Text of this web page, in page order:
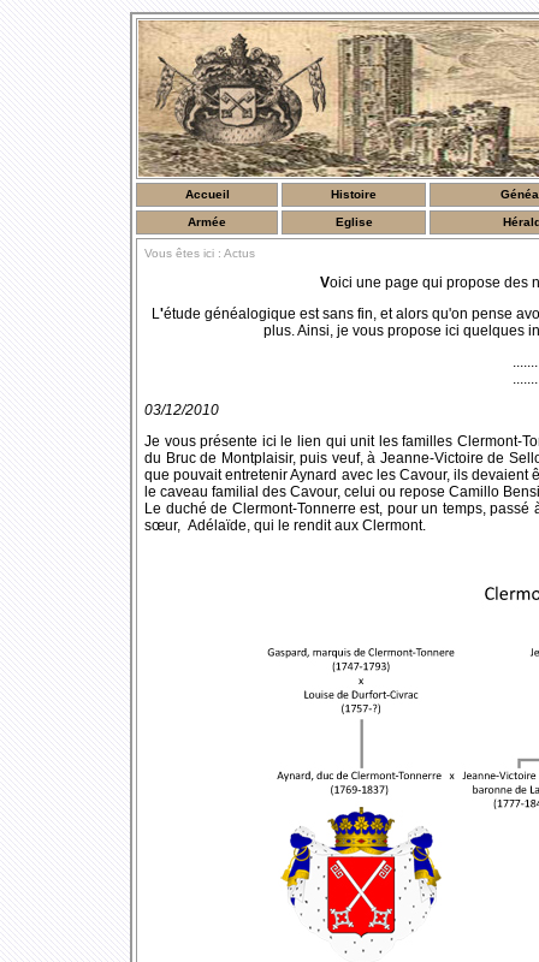
Accueil Histoire
Armée Eglise
Vous êtes ici : Actus
Voici une page qui propose des
L'étude généalogique est sans fin, et alors qu'on pense
plus. Ainsi, je vous propose ici quelques
03/12/2010
Je vous présente ici le lien qui unit les familles Clermont-
du Bruc de Montplaisir, puis veuf, à Jeanne-Victoire de
que pouvait entretenir Aynard avec les Cavour, ils
le caveau familial des Cavour, celui ou repose Camillo
Le duché de Clermont-Tonnerre est, pour un temps,
sœur, Adélaïde, qui le rendit aux Clermont.